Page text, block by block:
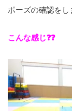
ポーズの確認をし
こんな感じ❓❓